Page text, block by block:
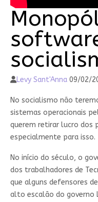
Levy Sant'Anna 09/02/
No socialismo não
sistemas operacionais
querem retirar lucro dos
especialmente para isso.
No início do século, o
dos trabalhadores de
que alguns defensores
alto escalão do governo